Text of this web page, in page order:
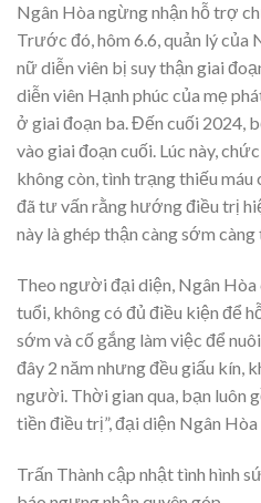
Ngân Hòa ngừng nhận hỗ trợ
Trước đó, hôm 6.6, quản lý của
nữ diễn viên bị suy thận giai
diễn viên Hạnh phúc của mẹ
ở giai đoạn ba. Đến cuối 2024,
vào giai đoạn cuối. Lúc này,
không còn, tình trạng thiếu
đã tư vấn rằng hướng điều trị
này là ghép thận càng sớm
Theo người đại diện, Ngân Hòa
tuổi, không có đủ điều kiện để
sớm và cố gắng làm việc để
đây 2 năm nhưng đều giấu kín,
người. Thời gian qua, bạn luôn
tiền điều trị”, đại diện Ngân Hòa
Trấn Thành cập nhật tình hình